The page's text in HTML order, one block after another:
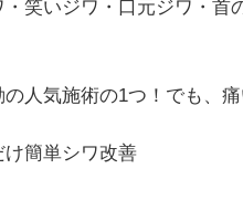
笑いジワ・口元ジワ・
人気施術の1つ！でも、
簡単シワ改善